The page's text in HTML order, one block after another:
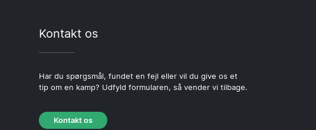
Kontakt os
Har du spørgsmål, fundet en fejl eller vil du give os et
tip om en kamp? Udfyld formularen, så vender vi tilbage.
Kontakt os